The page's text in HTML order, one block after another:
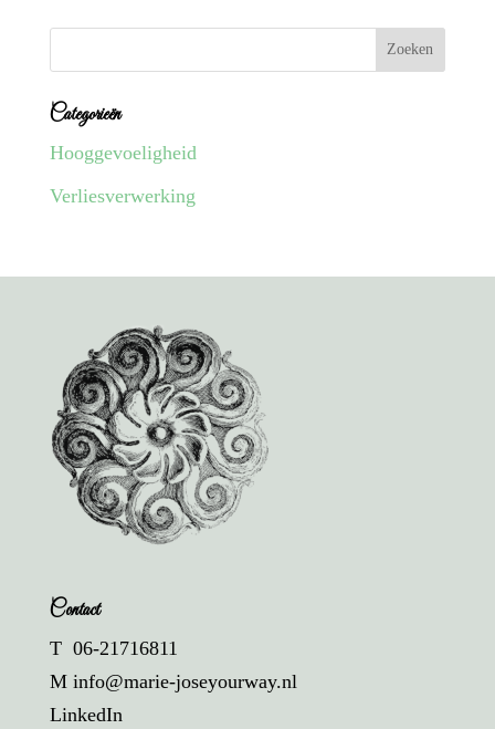
Categorieën
Hooggevoeligheid
Verliesverwerking
Contact
T 06-21716811
M info@marie-joseyourway.nl
LinkedIn